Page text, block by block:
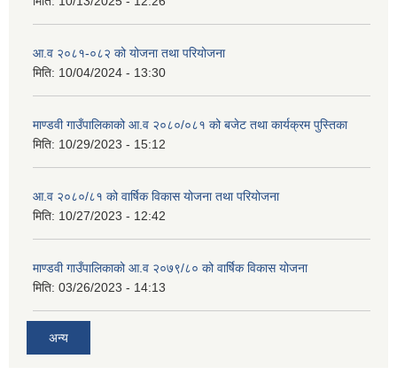
आ.व २०८१-०८२ को योजना तथा परियोजना
मिति: 10/04/2024 - 13:30
माण्डवी गाउँपालिकाको आ.व २०८०/०८१ को बजेट तथा कार्यक्रम पुस्तिका
मिति: 10/29/2023 - 15:12
आ.व २०८०/८१ को वार्षिक विकास योजना तथा परियोजना
मिति: 10/27/2023 - 12:42
माण्डवी गाउँपालिकाको आ.व २०७९/८० को वार्षिक विकास योजना
मिति: 03/26/2023 - 14:13
अन्य